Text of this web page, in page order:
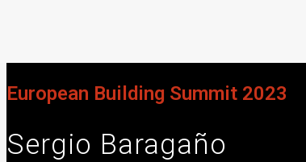
European Building Summit 2023
Sergio Baragaño